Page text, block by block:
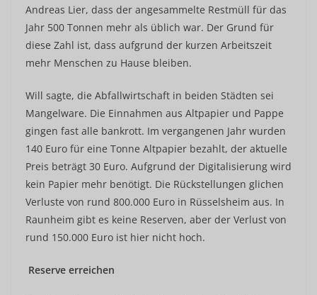
Andreas Lier, dass der angesammelte Restmüll für das
Jahr 500 Tonnen mehr als üblich war. Der Grund für
diese Zahl ist, dass aufgrund der kurzen Arbeitszeit
mehr Menschen zu Hause bleiben.
Will sagte, die Abfallwirtschaft in beiden Städten sei
Mangelware. Die Einnahmen aus Altpapier und Pappe
gingen fast alle bankrott. Im vergangenen Jahr wurden
140 Euro für eine Tonne Altpapier bezahlt, der aktuelle
Preis beträgt 30 Euro. Aufgrund der Digitalisierung wird
kein Papier mehr benötigt. Die Rückstellungen glichen
Verluste von rund 800.000 Euro in Rüsselsheim aus. In
Raunheim gibt es keine Reserven, aber der Verlust von
rund 150.000 Euro ist hier nicht hoch.
Reserve erreichen